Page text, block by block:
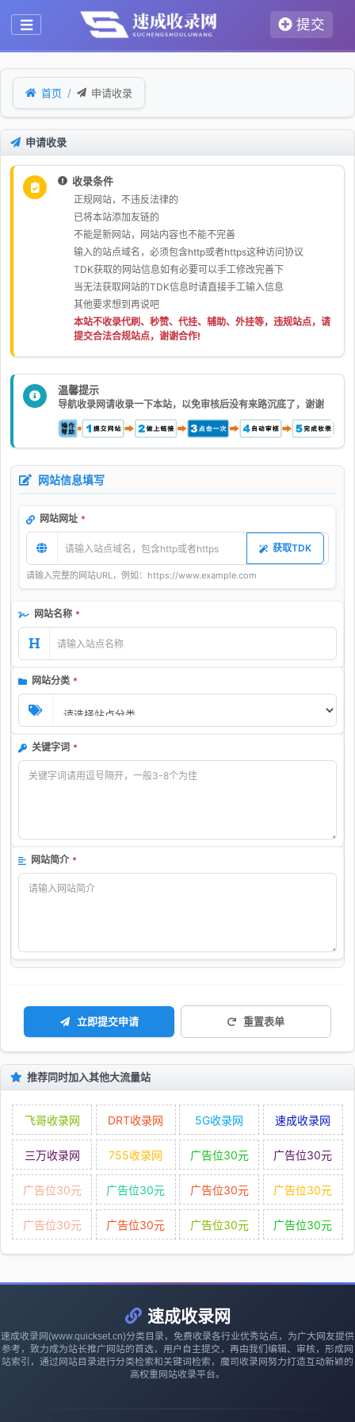
提交
首页 申请收录
申请收录
收录条件
正规网站，不违反法律的
已将本站添加友链的
不能是新网站，网站内容也不能不完善
输入的站点域名，必须包含http或者https这种访问协议
TDK获取的网站信息如有必要可以手工修改完善下
当无法获取网站的TDK信息时请直接手工输入信息
其他要求想到再说吧
本站不收录代刷、秒赞、代挂、辅助、外挂等，违规站点，请
提交合法合规站点，谢谢合作!
温馨提示
导航收录网请收录一下本站，以免审核后没有来路沉底了，谢谢
网站信息填写
网站网址 *
获取TDK
请输入完整的网站URL，例如：https://www.example.com
网站名称 *
网站分类 *
关键字词 *
网站简介 *
立即提交申请 重置表单
推荐同时加入其他大流量站
飞哥收录网 DRT收录网 5G收录网 速成收录网
三万收录网 755收录网 广告位30元 广告位30元
广告位30元 广告位30元 广告位30元 广告位30元
广告位30元 广告位30元 广告位30元 广告位30元
速成收录网
速成收录网(www.quickset.cn)分类目录，免费收录各行业优秀站点，为广大网友提供
参考，致力成为站长推广网站的首选，用户自主提交，再由我们编辑、审核，形成网
站索引，通过网站目录进行分类检索和关键词检索，魔司收录网努力打造互动新颖的
高权重网站收录平台。